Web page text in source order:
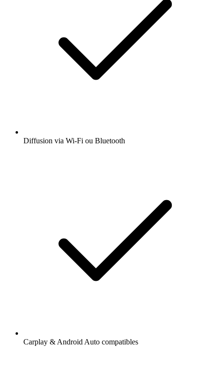
Diffusion via Wi-Fi ou Bluetooth
Carplay & Android Auto compatibles